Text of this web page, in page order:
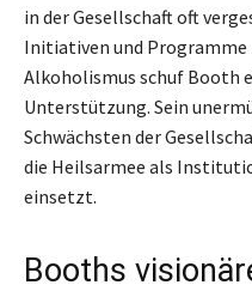
in der Gesellschaft oft
Initiativen und Programme
Alkoholismus schuf Booth
Unterstützung. Sein
Schwächsten der
die Heilsarmee als
einsetzt.
Booths